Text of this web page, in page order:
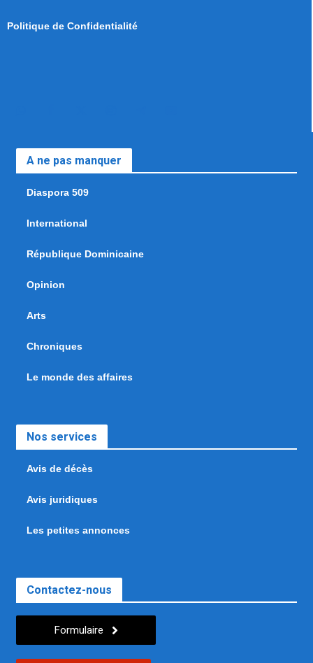
Politique de Confidentialité
A ne pas manquer
Diaspora 509
International
République Dominicaine
Opinion
Arts
Chroniques
Le monde des affaires
Nos services
Avis de décès
Avis juridiques
Les petites annonces
Contactez-nous
Formulaire